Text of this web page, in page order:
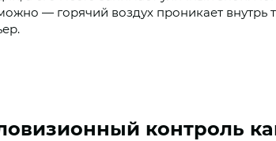
— горячий воздух проникает
контроль